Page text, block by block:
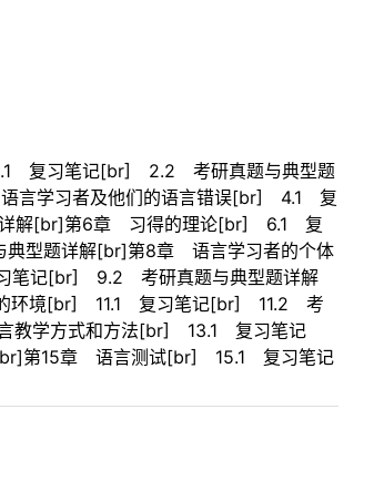
复习笔记[br] 2.2 考研真题与典型题
言学习者及他们的语言错误[br] 4.1 复
解[br]第6章 习得的理论[br] 6.1 复
型题详解[br]第8章 语言学习者的个体
记[br] 9.2 考研真题与典型题详解
环境[br] 11.1 复习笔记[br] 11.2 考
教学方式和方法[br] 13.1 复习笔记
第15章 语言测试[br] 15.1 复习笔记